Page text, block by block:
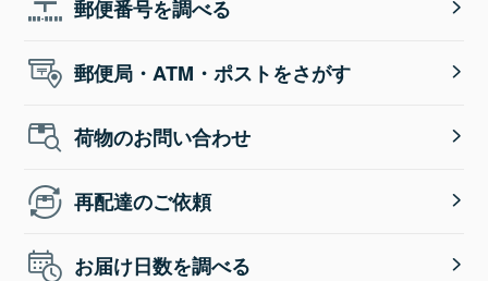
郵便番号を調べる
郵便局・ATM・ポストをさがす
荷物のお問い合わせ
再配達のご依頼
お届け日数を調べる